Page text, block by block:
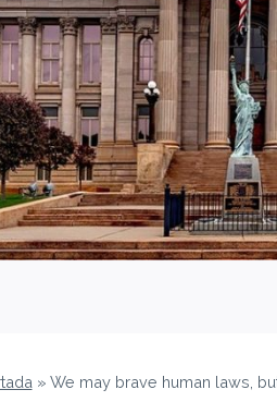
» We may brave human laws,